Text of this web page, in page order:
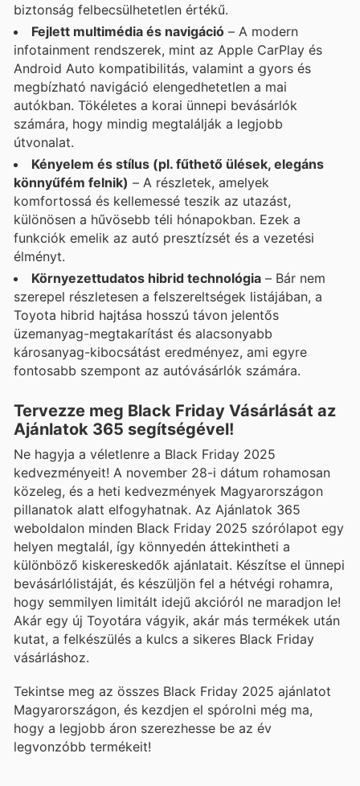
biztonság felbecsülhetetlen értékű.
Fejlett multimédia és navigáció – A modern
infotainment rendszerek, mint az Apple CarPlay és
Android Auto kompatibilitás, valamint a gyors és
megbízható navigáció elengedhetetlen a mai
autókban. Tökéletes a korai ünnepi bevásárlók
számára, hogy mindig megtalálják a legjobb
útvonalat.
Kényelem és stílus (pl. fűthető ülések, elegáns
könnyűfém felnik) – A részletek, amelyek
komfortossá és kellemessé teszik az utazást,
különösen a hűvösebb téli hónapokban. Ezek a
funkciók emelik az autó presztízsét és a vezetési
élményt.
Környezettudatos hibrid technológia – Bár nem
szerepel részletesen a felszereltségek listájában, a
Toyota hibrid hajtása hosszú távon jelentős
üzemanyag-megtakarítást és alacsonyabb
károsanyag-kibocsátást eredményez, ami egyre
fontosabb szempont az autóvásárlók számára.
Tervezze meg Black Friday Vásárlását az
Ajánlatok 365 segítségével!
Ne hagyja a véletlenre a Black Friday 2025
kedvezményeit! A november 28-i dátum rohamosan
közeleg, és a heti kedvezmények Magyarországon
pillanatok alatt elfogyhatnak. Az Ajánlatok 365
weboldalon minden Black Friday 2025 szórólapot egy
helyen megtalál, így könnyedén áttekintheti a
különböző kiskereskedők ajánlatait. Készítse el ünnepi
bevásárlólistáját, és készüljön fel a hétvégi rohamra,
hogy semmilyen limitált idejű akcióról ne maradjon le!
Akár egy új Toyotára vágyik, akár más termékek után
kutat, a felkészülés a kulcs a sikeres Black Friday
vásárláshoz.
Tekintse meg az összes Black Friday 2025 ajánlatot
Magyarországon, és kezdjen el spórolni még ma,
hogy a legjobb áron szerezhesse be az év
legvonzóbb termékeit!